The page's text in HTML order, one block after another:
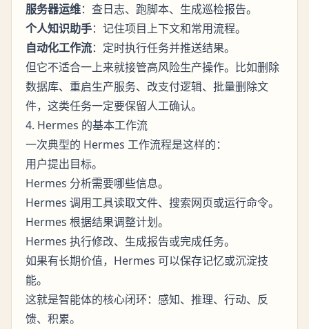
服务器运维：查日志、跑脚本、生成巡检报告。
个人知识助手：记住项目上下文和常用流程。
自动化工作流：定时执行任务并推送结果。
但它不适合一上来就接管高风险生产操作。比如删除
数据库、重启生产服务、改支付逻辑、批量删除文
件，这类任务一定要保留人工确认。
4. Hermes 的基本工作流
一次典型的 Hermes 工作流程是这样的：
用户提出目标。
Hermes 分析需要哪些信息。
Hermes 调用工具读取文件、搜索网页或运行命令。
Hermes 根据结果调整计划。
Hermes 执行修改、生成报告或完成任务。
如果有长期价值，Hermes 可以保存记忆或沉淀技
能。
这就是智能体的核心闭环：感知、推理、行动、反
馈、积累。